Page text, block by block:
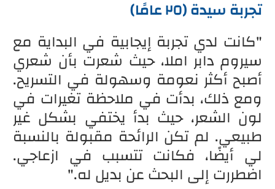
تجربة سيدة (٢٥ عامًا)
"كانت لدي تجربة إيجابية في البداية مع
سيروم دابر املا، حيث شعرت بأن شعري
أصبح أكثر نعومة وسهولة في التسريح.
ومع ذلك، بدأت في ملاحظة تغيرات في
لون الشعر، حيث بدأ يختفي بشكل غير
طبيعي. لم تكن الرائحة مقبولة بالنسبة
لي أيضًا، فكانت تتسبب في ازعاجي.
اضطررت إلى البحث عن بديل له."